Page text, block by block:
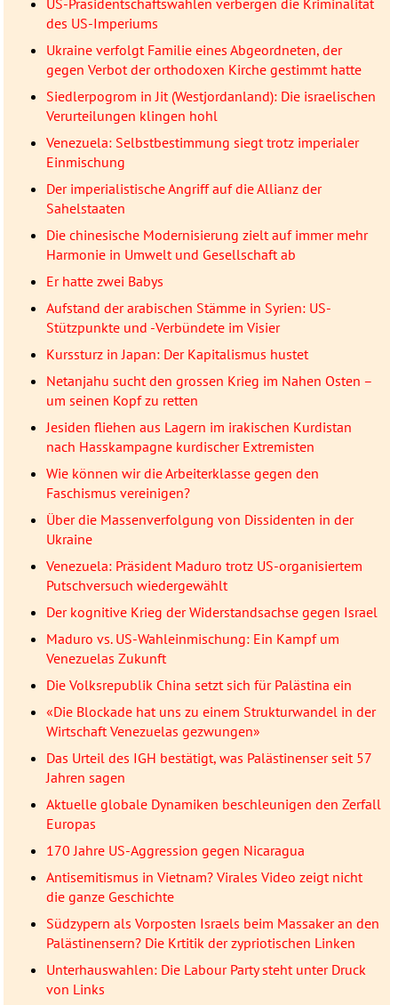
des US-Imperiums
Ukraine verfolgt Familie eines Abgeordneten, der
gegen Verbot der orthodoxen Kirche gestimmt hatte
Siedlerpogrom in Jit (Westjordanland): Die israelischen
Verurteilungen klingen hohl
Venezuela: Selbstbestimmung siegt trotz imperialer
Einmischung
Der imperialistische Angriff auf die Allianz der
Sahelstaaten
Die chinesische Modernisierung zielt auf immer mehr
Harmonie in Umwelt und Gesellschaft ab
Er hatte zwei Babys
Aufstand der arabischen Stämme in Syrien: US-
Stützpunkte und -Verbündete im Visier
Kurssturz in Japan: Der Kapitalismus hustet
Netanjahu sucht den grossen Krieg im Nahen Osten –
um seinen Kopf zu retten
Jesiden fliehen aus Lagern im irakischen Kurdistan
nach Hasskampagne kurdischer Extremisten
Wie können wir die Arbeiterklasse gegen den
Faschismus vereinigen?
Über die Massenverfolgung von Dissidenten in der
Ukraine
Venezuela: Präsident Maduro trotz US-organisiertem
Putschversuch wiedergewählt
Der kognitive Krieg der Widerstandsachse gegen Israel
Maduro vs. US-Wahleinmischung: Ein Kampf um
Venezuelas Zukunft
Die Volksrepublik China setzt sich für Palästina ein
«Die Blockade hat uns zu einem Strukturwandel in der
Wirtschaft Venezuelas gezwungen»
Das Urteil des IGH bestätigt, was Palästinenser seit 57
Jahren sagen
Aktuelle globale Dynamiken beschleunigen den Zerfall
Europas
170 Jahre US-Aggression gegen Nicaragua
Antisemitismus in Vietnam? Virales Video zeigt nicht
die ganze Geschichte
Südzypern als Vorposten Israels beim Massaker an den
Palästinensern? Die Krtitik der zypriotischen Linken
Unterhauswahlen: Die Labour Party steht unter Druck
von Links